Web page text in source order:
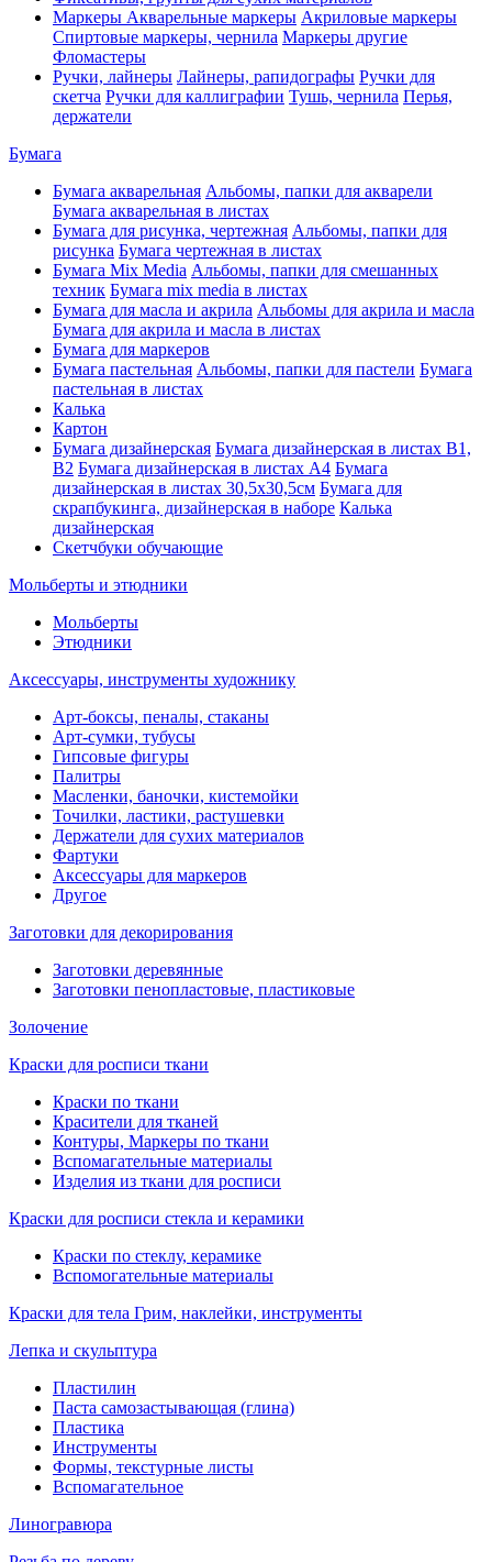
Маркеры Акварельные маркеры Акриловые маркеры
Спиртовые маркеры, чернила Маркеры другие
Фломастеры
Ручки, лайнеры Лайнеры, рапидографы Ручки для
скетча Ручки для каллиграфии Тушь, чернила Перья,
держатели
Бумага
Бумага акварельная Альбомы, папки для акварели
Бумага акварельная в листах
Бумага для рисунка, чертежная Альбомы, папки для
рисунка Бумага чертежная в листах
Бумага Mix Media Альбомы, папки для смешанных
техник Бумага mix media в листах
Бумага для масла и акрила Альбомы для акрила и масла
Бумага для акрила и масла в листах
Бумага для маркеров
Бумага пастельная Альбомы, папки для пастели Бумага
пастельная в листах
Калька
Картон
Бумага дизайнерская Бумага дизайнерская в листах В1,
В2 Бумага дизайнерская в листах А4 Бумага
дизайнерская в листах 30,5х30,5см Бумага для
скрапбукинга, дизайнерская в наборе Калька
дизайнерская
Скетчбуки обучающие
Мольберты и этюдники
Мольберты
Этюдники
Аксессуары, инструменты художнику
Арт-боксы, пеналы, стаканы
Арт-сумки, тубусы
Гипсовые фигуры
Палитры
Масленки, баночки, кистемойки
Точилки, ластики, растушевки
Держатели для сухих материалов
Фартуки
Аксессуары для маркеров
Другое
Заготовки для декорирования
Заготовки деревянные
Заготовки пенопластовые, пластиковые
Золочение
Краски для росписи ткани
Краски по ткани
Красители для тканей
Контуры, Маркеры по ткани
Вспомагательные материалы
Изделия из ткани для росписи
Краски для росписи стекла и керамики
Краски по стеклу, керамике
Вспомогательные материалы
Краски для тела Грим, наклейки, инструменты
Лепка и скульптура
Пластилин
Паста самозастывающая (глина)
Пластика
Инструменты
Формы, текстурные листы
Вспомагательное
Линогравюра